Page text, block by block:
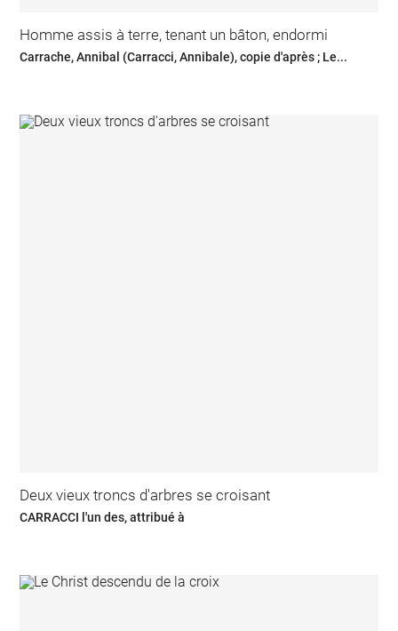
Homme assis à terre, tenant un bâton, endormi
Carrache, Annibal (Carracci, Annibale), copie d'après ; Le...
Deux vieux troncs d'arbres se croisant
CARRACCI l'un des, attribué à